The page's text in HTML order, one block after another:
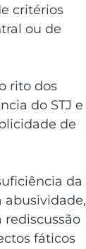
critérios
ou de
rito dos
do STJ
de
da
fáticos